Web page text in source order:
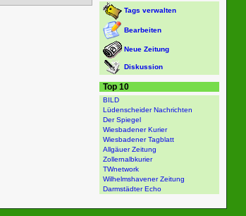
Tags verwalten
Bearbeiten
Neue Zeitung
Diskussion
Top 10
BILD
Lüdenscheider Nachrichten
Der Spiegel
Wiesbadener Kurier
Wiesbadener Tagblatt
Allgäuer Zeitung
Zollernalbkurier
TWnetwork
Wilhelmshavener Zeitung
Darmstädter Echo